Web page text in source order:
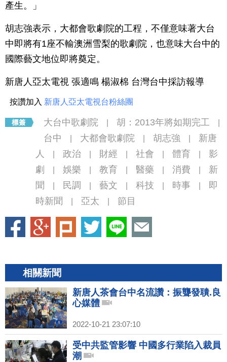
產生。」
胡志強表示，大都會歌劇院的工程，不僅意味著大台
中即將有1座不輸澳洲雪梨的歌劇院，也意味大台中的
國際藝文地位即將奠定。
新唐人亞太電視 張適鳴 楊淑棉 台灣台中採訪報導
按讚加入 新唐人亞太電視台粉絲團
大台中歌劇院 胡：2013年將如期完工
台中 大都會歌劇院 胡志強
新唐
人
政治 財經 社會 體育
影
劇
娛樂 教育 醫藥 消費
新
聞
民調 藝文 科技 時事
即
時新聞
亞太 節目
相關新聞
新唐人茶會台中名流讚：振聾發聵.良
心媒體
2022-10-21 23:07:10
受中共監管影響 中國多行業陷入裁員
潮